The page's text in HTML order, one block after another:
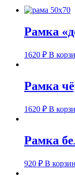
Рамка
1620 ₽ В
Рамка
1620 ₽ В
Рамка
920 ₽ В